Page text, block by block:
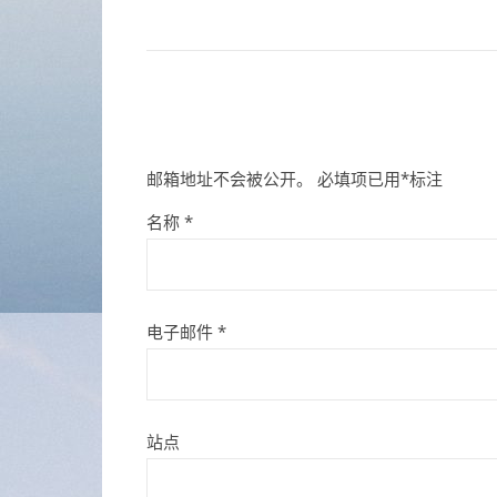
邮箱地址不会被公开。 必填项已用*标注
名称 *
电子邮件 *
站点